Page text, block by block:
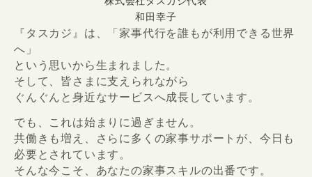
和田幸子
『タスカジ』は、「家事代行を誰もが利用できる世界
へ」
という思いから生まれました。
そして、皆さまに支えられながら
ぐんぐんと身近なサービスへ成長しています。
でも、これは始まりに過ぎません。
共働きも増え、さらに多くの家事サポートが、今日も
必要とされています。
そんな今こそ、あなたの家事スキルの出番です。